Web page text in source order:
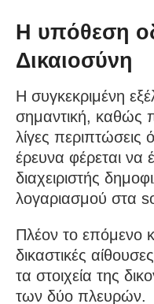
Η υπόθεση
Δικαιοσύνη
Η συγκεκριμένη
σημαντική, καθώς
λίγες
έρευνα φέρεται να
διαχειριστής
λογαριασμού στα
Πλέον το επόμενο
δικαστικές
τα στοιχεία της
των δύο πλευρών.